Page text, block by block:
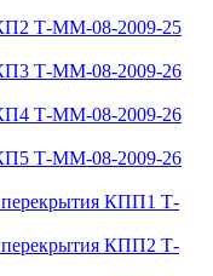
Т-ММ-08-2009-25
Т-ММ-08-2009-26
Т-ММ-08-2009-26
Т-ММ-08-2009-26
КПП1 Т-
КПП2 Т-